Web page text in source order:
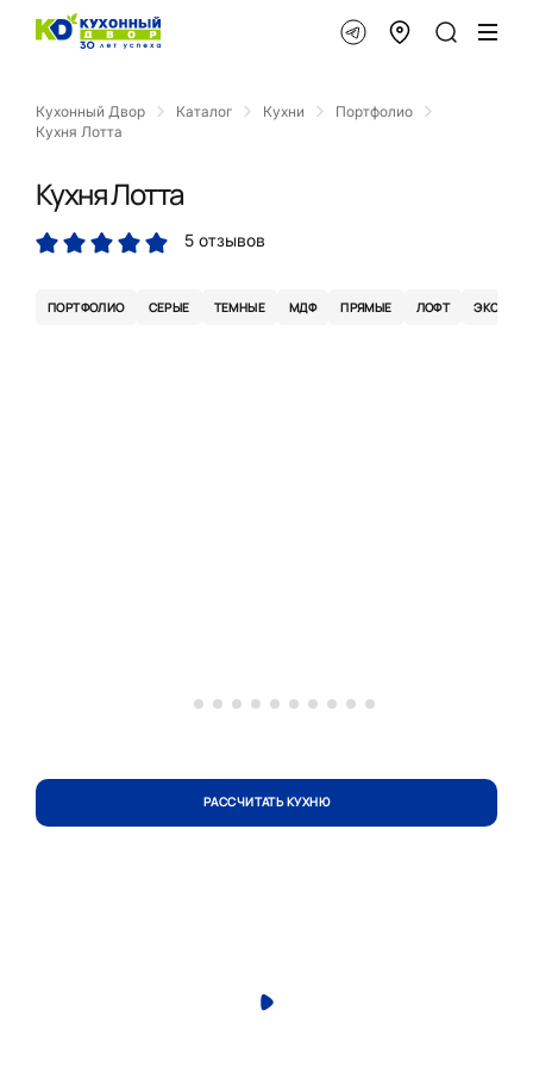
Кухонный Двор Каталог Кухни
Портфолио
Кухня Лотта
Кухня Лотта
5 отзывов
ПОРТФОЛИО СЕРЫЕ ТЕМНЫЕ МДФ ПРЯМЫЕ ЛОФТ
РАССЧИТАТЬ КУХНЮ